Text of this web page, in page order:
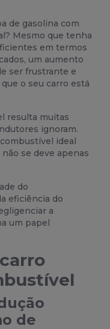
de gasolina com
Mesmo que tenha
em termos
um aumento
ser frustrante e
o seu carro está
resulta muitas
ignoram.
ideal
se deve apenas
do
eficiência do
a
um papel
de